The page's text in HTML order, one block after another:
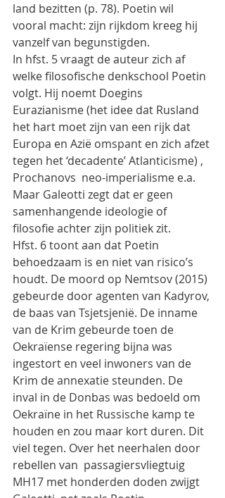
land bezitten (p. 78). Poetin wil
vooral macht: zijn rijkdom kreeg hij
vanzelf van begunstigden.
In hfst. 5 vraagt de auteur zich af
welke filosofische denkschool Poetin
volgt. Hij noemt Doegins
Eurazianisme (het idee dat Rusland
het hart moet zijn van een rijk dat
Europa en Azië omspant en zich afzet
tegen het ‘decadente’ Atlanticisme) ,
Prochanovs  neo-imperialisme e.a.
Maar Galeotti zegt dat er geen
samenhangende ideologie of
filosofie achter zijn politiek zit.
Hfst. 6 toont aan dat Poetin
behoedzaam is en niet van risico’s
houdt. De moord op Nemtsov (2015)
gebeurde door agenten van Kadyrov,
de baas van Tsjetsjenië. De inname
van de Krim gebeurde toen de
Oekraïense regering bijna was
ingestort en veel inwoners van de
Krim de annexatie steunden. De
inval in de Donbas was bedoeld om
Oekraïne in het Russische kamp te
houden en zou maar kort duren. Dit
viel tegen. Over het neerhalen door
rebellen van  passagiersvliegtuig
MH17 met honderden doden zwijgt